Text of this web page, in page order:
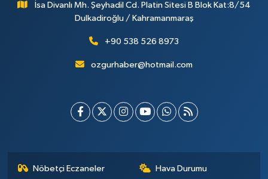
İsa Divanlı Mh. Şeyhadil Cd. Platin Sitesi B Blok Kat:8/54
Dulkadiroğlu / Kahramanmaraş
+90 538 526 8973
ozgurhaber@hotmail.com
Nöbetçi Eczaneler Hava Durumu